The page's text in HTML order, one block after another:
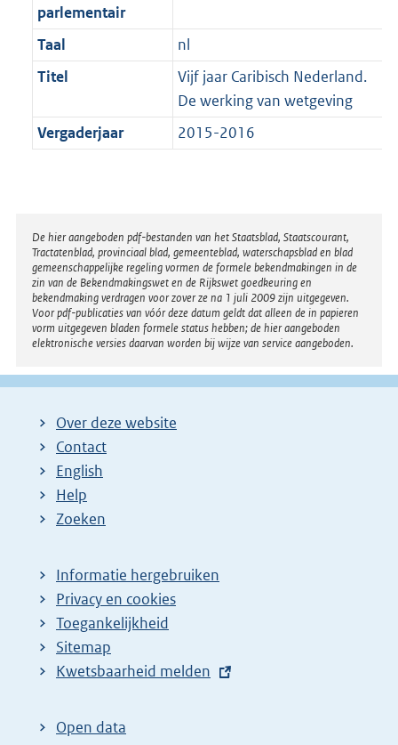
parlementair
Taal
nl
Titel
Vijf jaar Caribisch Nederland.
De werking van wetgeving
Vergaderjaar
2015-2016
Disclaimer
De hier aangeboden pdf-bestanden van het Staatsblad, Staatscourant,
Tractatenblad, provinciaal blad, gemeenteblad, waterschapsblad en blad
gemeenschappelijke regeling vormen de formele bekendmakingen in de
zin van de Bekendmakingswet en de Rijkswet goedkeuring en
bekendmaking verdragen voor zover ze na 1 juli 2009 zijn uitgegeven.
Voor pdf-publicaties van vóór deze datum geldt dat alleen de in papieren
vorm uitgegeven bladen formele status hebben; de hier aangeboden
elektronische versies daarvan worden bij wijze van service aangeboden.
Over deze website
Contact
English
Help
Zoeken
Informatie hergebruiken
Privacy en cookies
Toegankelijkheid
Sitemap
E
t
Kwetsbaarheid melden
Open data